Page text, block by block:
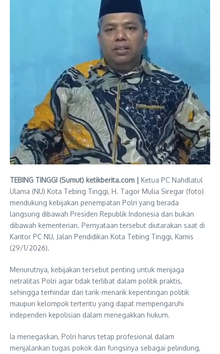
TEBING TINGGI (Sumut) ketikberita.com | Ketua PC Nahdlatul
Ulama (NU) Kota Tebing Tinggi, H. Tagor Mulia Siregar (foto)
mendukung kebijakan penempatan Polri yang berada
langsung dibawah Presiden Republik Indonesia dan bukan
dibawah kementerian. Pernyataan tersebut diutarakan saat di
Kantor PC NU, Jalan Pendidikan Kota Tebing Tinggi, Kamis
(29/1/2026).
Menurutnya, kebijakan tersebut penting untuk menjaga
netralitas Polri agar tidak terlibat dalam politik praktis,
sehingga terhindar dari tarik-menarik kepentingan politik
maupun kelompok tertentu yang dapat mempengaruhi
independen kepolisian dalam menegakkan hukum.
Ia menegaskan, Polri harus tetap profesional dalam
menjalankan tugas pokok dan fungsinya sebagai pelindung,